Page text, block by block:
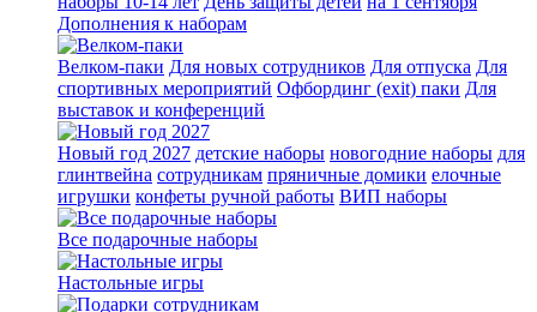
Дополнения к наборам
Велком-паки Для новых сотрудников Для отпуска Для
спортивных мероприятий Офбординг (exit) паки Для
выставок и конференций
Новый год 2027 детские наборы новогодние наборы для
глинтвейна сотрудникам пряничные домики елочные
игрушки конфеты ручной работы ВИП наборы
Все подарочные наборы
Настольные игры